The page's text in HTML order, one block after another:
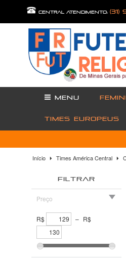
central atendimento: (31)
MENU
TIMES EUROPEUS
Início Times América Central
FILTRAR
Preço
R$ – R$